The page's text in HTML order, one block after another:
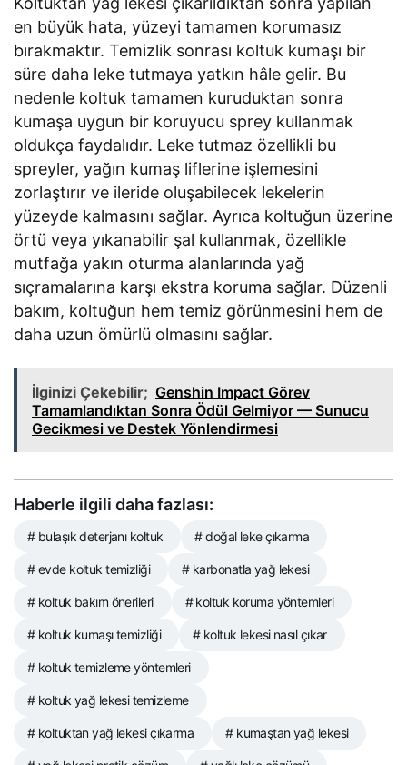
en büyük hata, yüzeyi tamamen korumasız
bırakmaktır. Temizlik sonrası koltuk kumaşı bir
süre daha leke tutmaya yatkın hâle gelir. Bu
nedenle koltuk tamamen kuruduktan sonra
kumaşa uygun bir koruyucu sprey kullanmak
oldukça faydalıdır. Leke tutmaz özellikli bu
spreyler, yağın kumaş liflerine işlemesini
zorlaştırır ve ileride oluşabilecek lekelerin
yüzeyde kalmasını sağlar. Ayrıca koltuğun üzerine
örtü veya yıkanabilir şal kullanmak, özellikle
mutfağa yakın oturma alanlarında yağ
sıçramalarına karşı ekstra koruma sağlar. Düzenli
bakım, koltuğun hem temiz görünmesini hem de
daha uzun ömürlü olmasını sağlar.
İlginizi Çekebilir; Genshin Impact Görev
Tamamlandıktan Sonra Ödül Gelmiyor — Sunucu
Gecikmesi ve Destek Yönlendirmesi
Haberle ilgili daha fazlası:
# bulaşık deterjanı koltuk # doğal leke çıkarma
# evde koltuk temizliği # karbonatla yağ lekesi
# koltuk bakım önerileri # koltuk koruma yöntemleri
# koltuk kumaşı temizliği # koltuk lekesi nasıl çıkar
# koltuk temizleme yöntemleri
# koltuk yağ lekesi temizleme
# koltuktan yağ lekesi çıkarma # kumaştan yağ lekesi